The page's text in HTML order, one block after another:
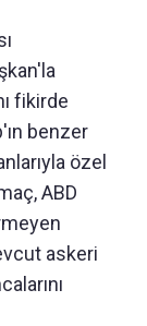
fikirde
benzer
özel
ABD
askeri